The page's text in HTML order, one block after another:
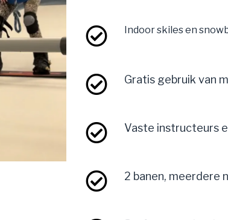
Indoor skiles en
Gratis gebruik van
Vaste instructeurs
2 banen, meerdere